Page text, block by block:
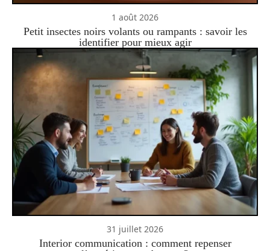
1 août 2026
Petit insectes noirs volants ou rampants : savoir les
identifier pour mieux agir
31 juillet 2026
Interior communication : comment repenser